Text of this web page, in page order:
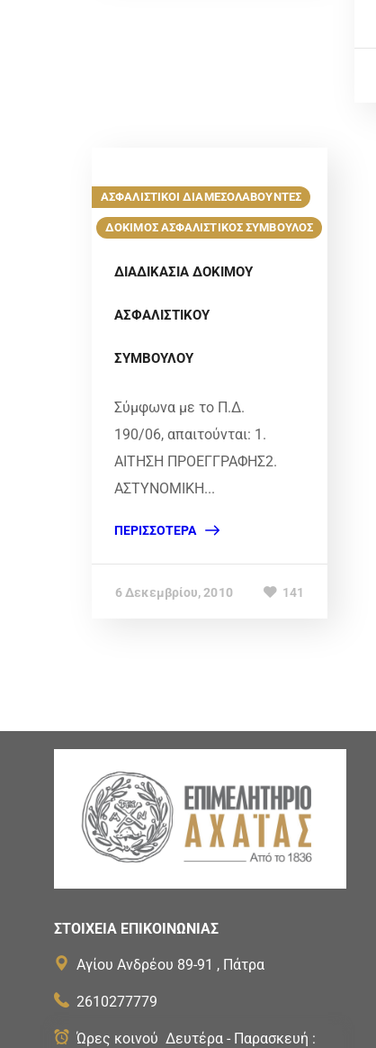
ΑΣΦΑΛΙΣΤΙΚΟΙ ΔΙΑΜΕΣΟΛΑΒΟΥΝΤΕΣ
ΔΟΚΙΜΟΣ ΑΣΦΑΛΙΣΤΙΚΟΣ ΣΥΜΒΟΥΛΟΣ
ΔΙΑΔΙΚΑΣΙΑ ΔΟΚΙΜΟΥ
ΑΣΦΑΛΙΣΤΙΚΟΥ
ΣΥΜΒΟΥΛΟΥ
Σύμφωνα με το Π.Δ.
190/06, απαιτούνται: 1.
ΑΙΤΗΣΗ ΠΡΟΕΓΓΡΑΦΗΣ2.
ΑΣΤΥΝΟΜΙΚΗ...
ΠΕΡΙΣΣΌΤΕΡΑ
6 Δεκεμβρίου, 2010 141
ΣΤΟΙΧΕΙΑ ΕΠΙΚΟΙΝΩΝΙΑΣ
Αγίου Ανδρέου 89-91 , Πάτρα
2610277779
Ώρες κοινού Δευτέρα - Παρασκευή :